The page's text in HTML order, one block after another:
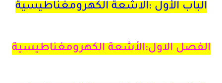
الباب الأول :الاشعة الكهرومغناطيسية
الفصل الاول:الأشعة الكهرومغناطيسية